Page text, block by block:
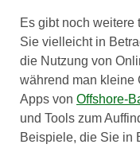
Es gibt noch
Sie vielleicht in
die Nutzung von
während man kleine
Apps von Offshore-
und Tools zum
Beispiele, die Sie in